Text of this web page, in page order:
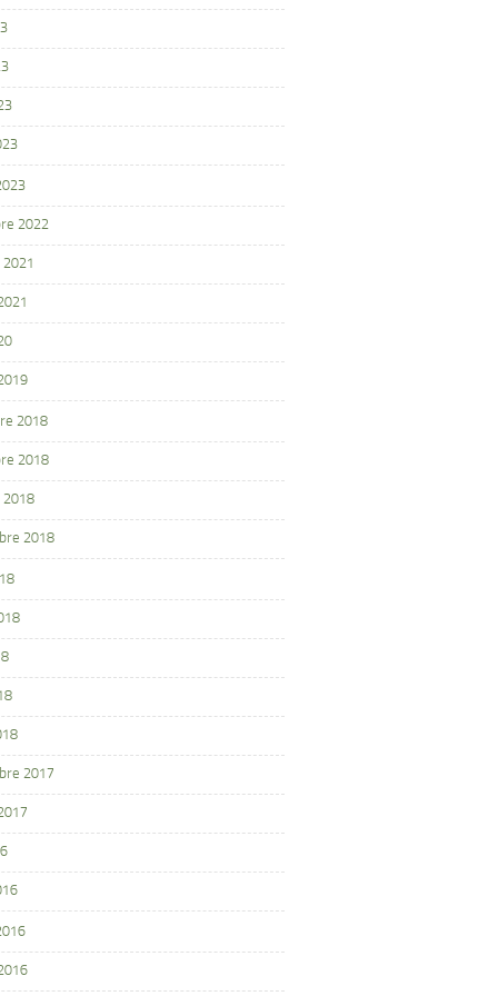
2022
2018
2018
2018
2018
2017